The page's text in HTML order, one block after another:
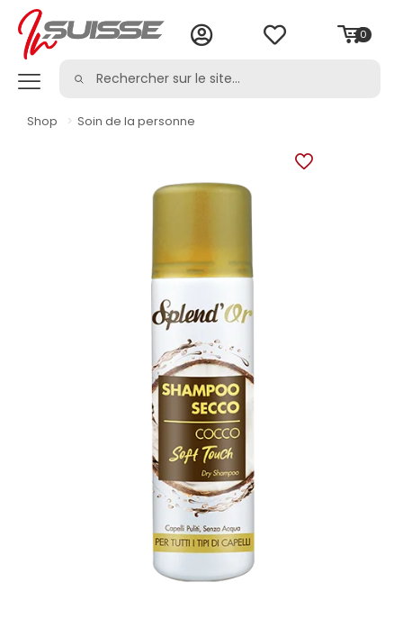
0
Shop > Soin de la personne